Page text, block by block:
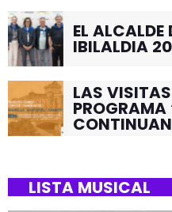
EL ALCALDE
IBILALDIA
LAS
LISTA MUSICAL